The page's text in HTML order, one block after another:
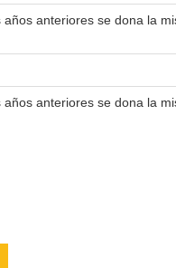
años anteriores se dona la
años anteriores se dona la